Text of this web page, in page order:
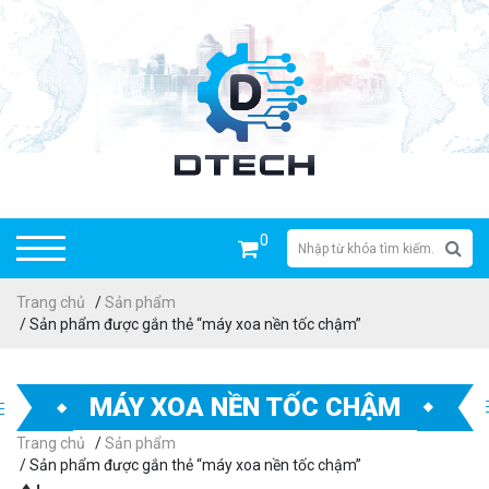
0
Trang chủ /Sản phẩm
/ Sản phẩm được gắn thẻ “máy xoa nền tốc chậm”
MÁY XOA NỀN TỐC CHẬM
Trang chủ /Sản phẩm
/ Sản phẩm được gắn thẻ “máy xoa nền tốc chậm”